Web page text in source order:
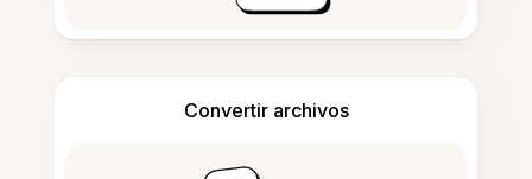
Convertir archivos